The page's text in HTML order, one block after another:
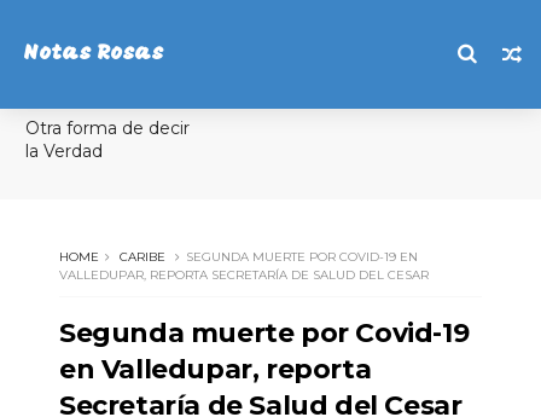
Notas Rosas
Otra forma de decir
la Verdad
HOME CARIBE
SEGUNDA MUERTE POR COVID-19 EN
VALLEDUPAR, REPORTA SECRETARÍA DE SALUD DEL CESAR
Segunda muerte por Covid-19
en Valledupar, reporta
Secretaría de Salud del Cesar